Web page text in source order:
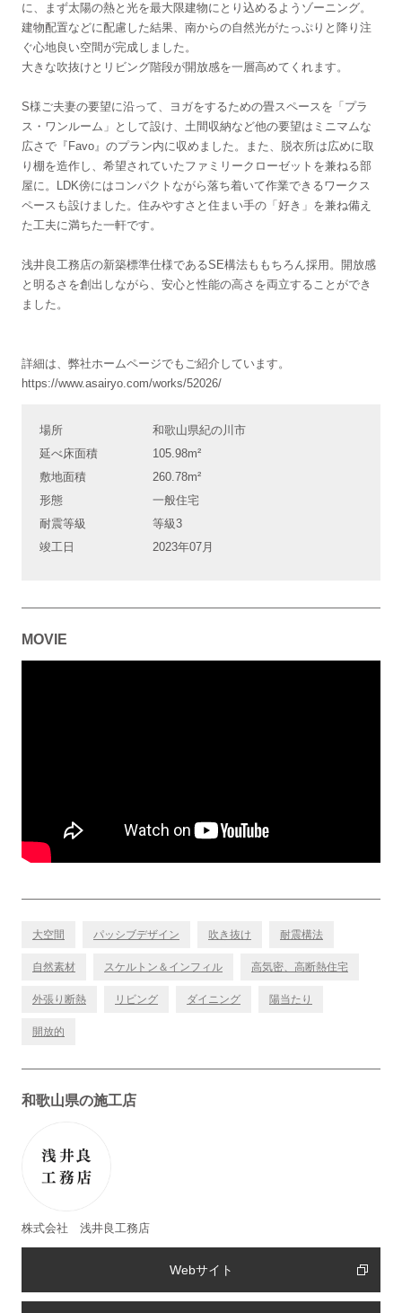
に、まず太陽の熱と光を最大限建物にとり込めるようゾーニング。
建物配置などに配慮した結果、南からの自然光がたっぷりと降り注
ぐ心地良い空間が完成しました。
大きな吹抜けとリビング階段が開放感を一層高めてくれます。
S様ご夫妻の要望に沿って、ヨガをするための畳スペースを「プラ
ス・ワンルーム」として設け、土間収納など他の要望はミニマムな
広さで『Favo』のプラン内に収めました。また、脱衣所は広めに取
り棚を造作し、希望されていたファミリークローゼットを兼ねる部
屋に。LDK傍にはコンパクトながら落ち着いて作業できるワークス
ペースも設けました。住みやすさと住まい手の「好き」を兼ね備え
た工夫に満ちた一軒です。
浅井良工務店の新築標準仕様であるSE構法ももちろん採用。開放感
と明るさを創出しながら、安心と性能の高さを両立することができ
ました。
詳細は、弊社ホームページでもご紹介しています。
https://www.asairyo.com/works/52026/
場所
和歌山県紀の川市
延べ床面積
105.98m²
敷地面積
260.78m²
形態
一般住宅
耐震等級
等級3
竣工日
2023年07月
MOVIE
大空間 パッシブデザイン 吹き抜け 耐震構法
自然素材 スケルトン＆インフィル 高気密、高断熱住宅
外張り断熱 リビング ダイニング 陽当たり
開放的
和歌山県の施工店
株式会社 浅井良工務店
Webサイト